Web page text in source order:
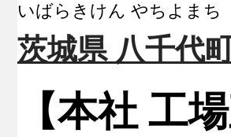
いばらきけん やちよまち
茨城県 八千代
【本社 工